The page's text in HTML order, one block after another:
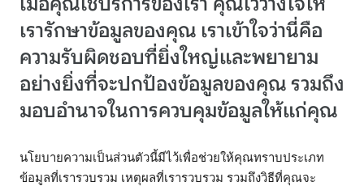
เรารักษาข้อมูลของคุณ เราเข้าใจว่านี่คือ
ความรับผิดชอบที่ยิ่งใหญ่และพยายาม
อย่างยิ่งที่จะปกป้องข้อมูลของคุณ รวมถึง
มอบอำนาจในการควบคุมข้อมูลให้แก่คุณ
นโยบายความเป็นส่วนตัวนี้มีไว้เพื่อช่วยให้คุณทราบประเภท
ข้อมูลที่เรารวบรวม เหตุผลที่เรารวบรวม รวมถึงวิธีที่คุณจะ